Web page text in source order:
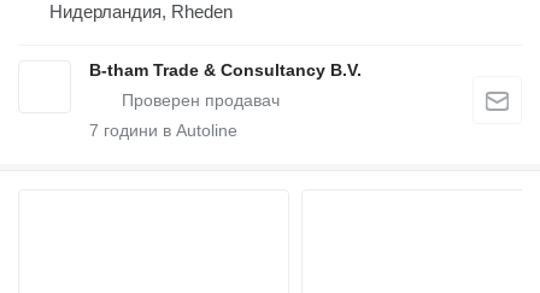
Нидерландия, Rheden
B-tham Trade & Consultancy B.V.
7 години в Autoline